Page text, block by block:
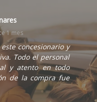
1 mes
concesionario y
Todo el personal
y atento en todo
de la compra fue